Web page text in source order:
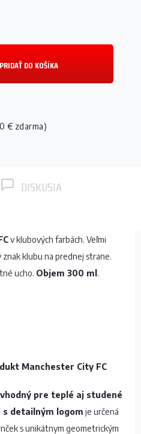
€ zdarma)
PRIDAŤ DO KOŠÍKA
DISKUSIA
v klubových farbách. Veľmi
znak klubu na prednej strane.
ucho. Objem 300 ml .
Manchester City FC
vhodný pre teplé aj studené
s detailným logom je určená
s unikátnym geometrickým